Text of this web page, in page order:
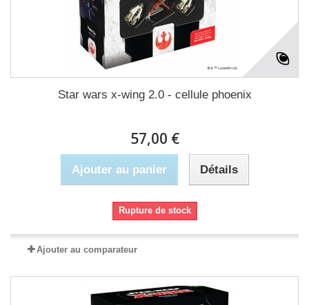
Star wars x-wing 2.0 - cellule phoenix
57,00 €
Ajouter au panier Détails
Rupture de stock
Ajouter au comparateur